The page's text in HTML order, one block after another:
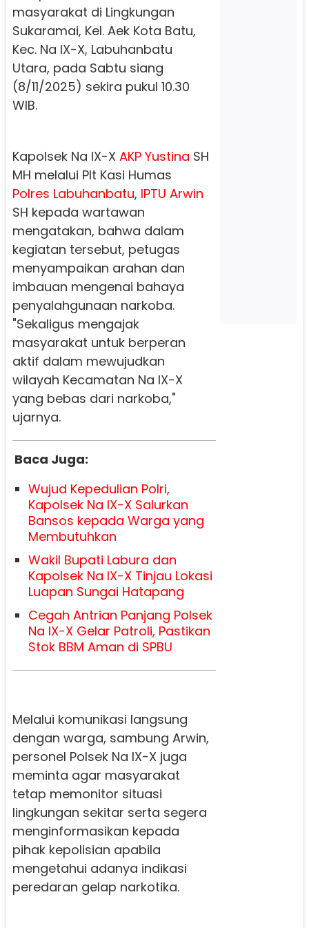
masyarakat di Lingkungan
Sukaramai, Kel. Aek Kota Batu,
Kec. Na IX-X, Labuhanbatu
Utara, pada Sabtu siang
(8/11/2025) sekira pukul 10.30
WIB.
Kapolsek Na IX-X AKP Yustina SH
MH melalui Plt Kasi Humas
Polres Labuhanbatu, IPTU Arwin
SH kepada wartawan
mengatakan, bahwa dalam
kegiatan tersebut, petugas
menyampaikan arahan dan
imbauan mengenai bahaya
penyalahgunaan narkoba.
"Sekaligus mengajak
masyarakat untuk berperan
aktif dalam mewujudkan
wilayah Kecamatan Na IX-X
yang bebas dari narkoba,"
ujarnya.
Baca Juga:
Wujud Kepedulian Polri,
Kapolsek Na IX-X Salurkan
Bansos kepada Warga yang
Membutuhkan
Wakil Bupati Labura dan
Kapolsek Na IX-X Tinjau Lokasi
Luapan Sungai Hatapang
Cegah Antrian Panjang Polsek
Na IX-X Gelar Patroli, Pastikan
Stok BBM Aman di SPBU
Melalui komunikasi langsung
dengan warga, sambung Arwin,
personel Polsek Na IX-X juga
meminta agar masyarakat
tetap memonitor situasi
lingkungan sekitar serta segera
menginformasikan kepada
pihak kepolisian apabila
mengetahui adanya indikasi
peredaran gelap narkotika.